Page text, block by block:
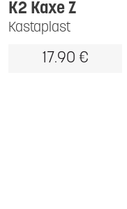
Kastaplast
K2 Kaxe Z
17.90 €